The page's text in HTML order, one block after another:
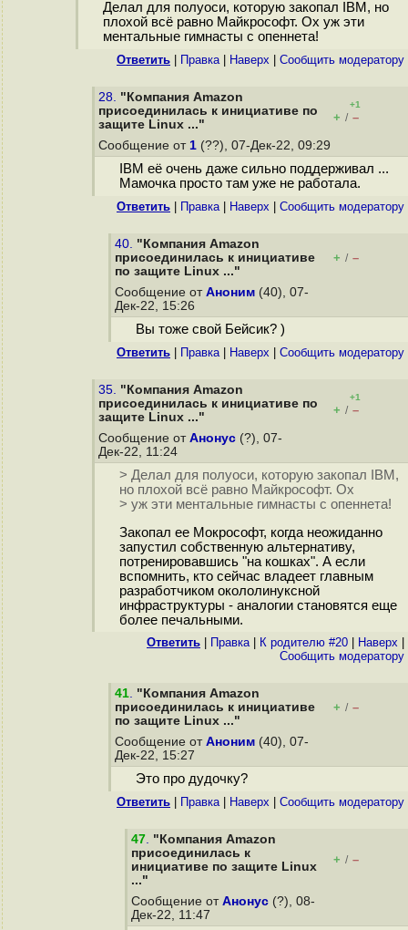
Делал для полуоси, которую закопал IBM, но
плохой всё равно Майкрософт. Ох уж эти
ментальные гимнасты с опеннета!
Ответить Правка| Наверх Cообщить модератору
28. "Компания Amazon
присоединилась к инициативе по
защите Linux ..."
+1
+ / –
Сообщение от 1 (??), 07-Дек-22, 09:29
IBM её очень даже сильно поддерживал ...
Мамочка просто там уже не работала.
Ответить Правка| Наверх Cообщить модератору
40. "Компания Amazon
присоединилась к инициативе
по защите Linux ..."
+ / –
Сообщение от Аноним (40), 07-
Дек-22, 15:26
Вы тоже свой Бейсик? )
Ответить Правка| Наверх Cообщить модератору
35. "Компания Amazon
присоединилась к инициативе по
защите Linux ..."
+1
+ / –
Сообщение от Анонус (?), 07-
Дек-22, 11:24
> Делал для полуоси, которую закопал IBM,
но плохой всё равно Майкрософт. Ох
> уж эти ментальные гимнасты с опеннета!
Закопал ее Мокрософт, когда неожиданно
запустил собственную альтернативу,
потренировавшись "на кошках". А если
вспомнить, кто сейчас владеет главным
разработчиком окололинуксной
инфраструктуры - аналогии становятся еще
более печальными.
Ответить Правка| К родителю #20 Наверх
Cообщить модератору
41. "Компания Amazon
присоединилась к инициативе
по защите Linux ..."
+ / –
Сообщение от Аноним (40), 07-
Дек-22, 15:27
Это про дудочку?
Ответить Правка| Наверх Cообщить модератору
47. "Компания Amazon
присоединилась к
инициативе по защите Linux
..."
+ / –
Сообщение от Анонус (?), 08-
Дек-22, 11:47